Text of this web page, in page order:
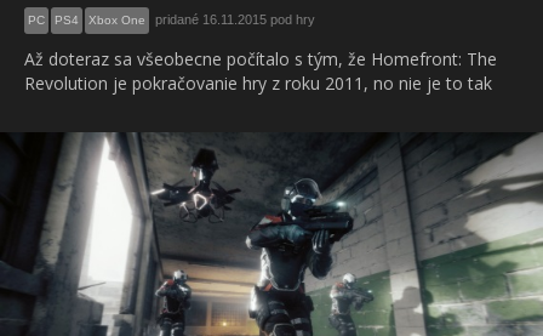
PC PS4 Xbox One pridané 16.11.2015 pod hry
Až doteraz sa všeobecne počítalo s tým, že Homefront: The
Revolution je pokračovanie hry z roku 2011, no nie je to tak